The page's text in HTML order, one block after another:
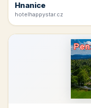
Hnanice
hotelhappystar.cz